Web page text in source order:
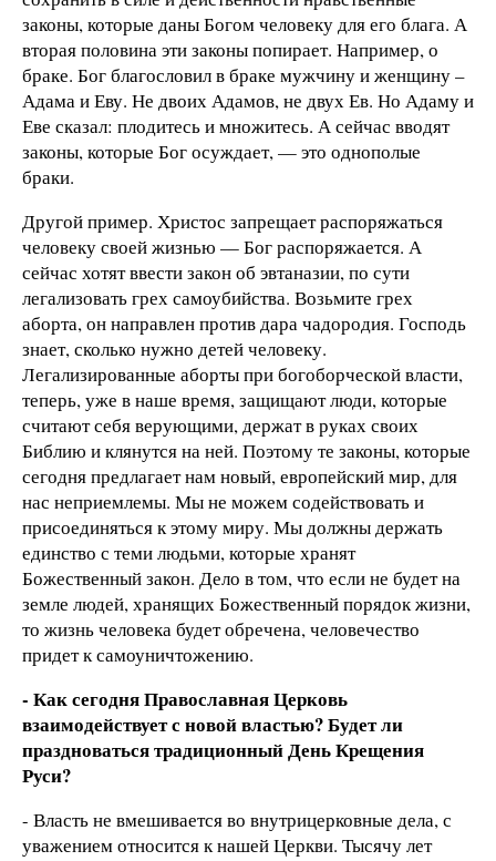
законы, которые даны Богом человеку для его блага. А
вторая половина эти законы попирает. Например, о
браке. Бог благословил в браке мужчину и женщину –
Адама и Еву. Не двоих Адамов, не двух Ев. Но Адаму и
Еве сказал: плодитесь и множитесь. А сейчас вводят
законы, которые Бог осуждает, — это однополые
браки.
Другой пример. Христос запрещает распоряжаться
человеку своей жизнью — Бог распоряжается. А
сейчас хотят ввести закон об эвтаназии, по сути
легализовать грех самоубийства. Возьмите грех
аборта, он направлен против дара чадородия. Господь
знает, сколько нужно детей человеку.
Легализированные аборты при богоборческой власти,
теперь, уже в наше время, защищают люди, которые
считают себя верующими, держат в руках своих
Библию и клянутся на ней. Поэтому те законы, которые
сегодня предлагает нам новый, европейский мир, для
нас неприемлемы. Мы не можем содействовать и
присоединяться к этому миру. Мы должны держать
единство с теми людьми, которые хранят
Божественный закон. Дело в том, что если не будет на
земле людей, хранящих Божественный порядок жизни,
то жизнь человека будет обречена, человечество
придет к самоуничтожению.
- Как сегодня Православная Церковь
взаимодействует с новой властью? Будет ли
праздноваться традиционный День Крещения
Руси?
- Власть не вмешивается во внутрицерковные дела, с
уважением относится к нашей Церкви. Тысячу лет